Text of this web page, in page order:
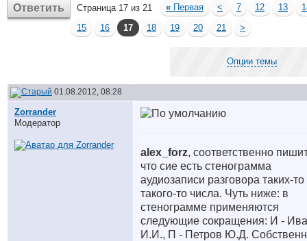
Ответить Страница 17 из 21 « Первая < 7 12 13
15
16 17 18 19 20 21 >
Опции темы
01.08.2012, 08:28
Zorrander
Модератор
alex_forz, соответственно
что сие есть стенограмма
аудиозаписи разговора таких-то
такого-то числа. Чуть ниже: в
стенограмме применяются
следующие сокращения: И -
И.И., П - Петров Ю.Д.